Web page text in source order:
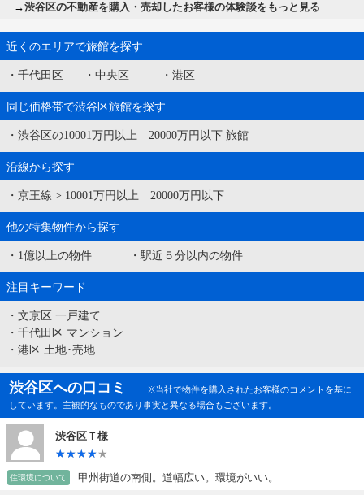
→渋谷区の不動産を購入・売却したお客様の体験談をもっと見る
近くのエリアで旅館を探す
・ 千代田区 ・ 中央区 ・ 港区
同じ価格帯で渋谷区旅館を探す
・ 渋谷区の10001万円以上 20000万円以下 旅館
沿線から探す
・ 京王線 > 10001万円以上 20000万円以下
他の特集物件から探す
・ 1億以上の物件 ・ 駅近５分以内の物件
注目キーワード
・ 文京区 一戸建て
・ 千代田区 マンション
・ 港区 土地･売地
渋谷区への口コミ
※当社で物件を購入されたお客様のコメントを基に
しています。主観的なものであり事実と異なる場合もございます。
渋谷区Ｔ様
住環境について 甲州街道の南側。道幅広い。環境がいい。